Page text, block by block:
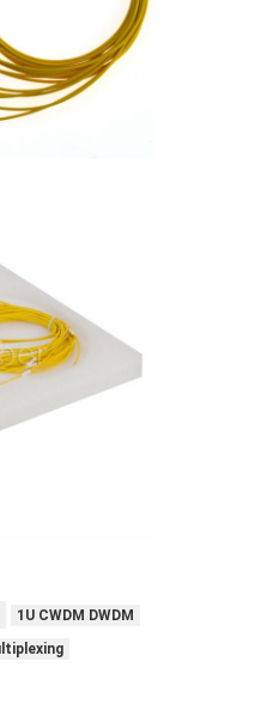
1U CWDM DWDM